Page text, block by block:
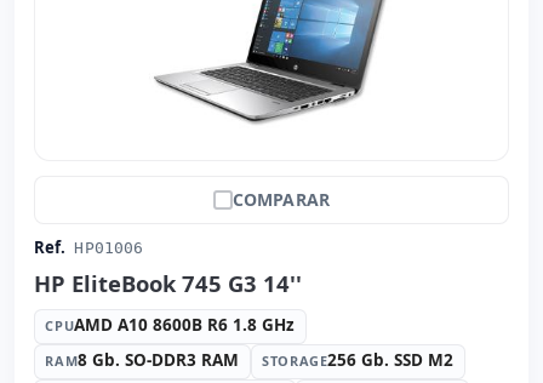
COMPARAR
Ref. HP01006
HP EliteBook 745 G3 14''
CPUAMD A10 8600B R6 1.8 GHz
RAM8 Gb. SO-DDR3 RAM STORAGE256 Gb. SSD M2